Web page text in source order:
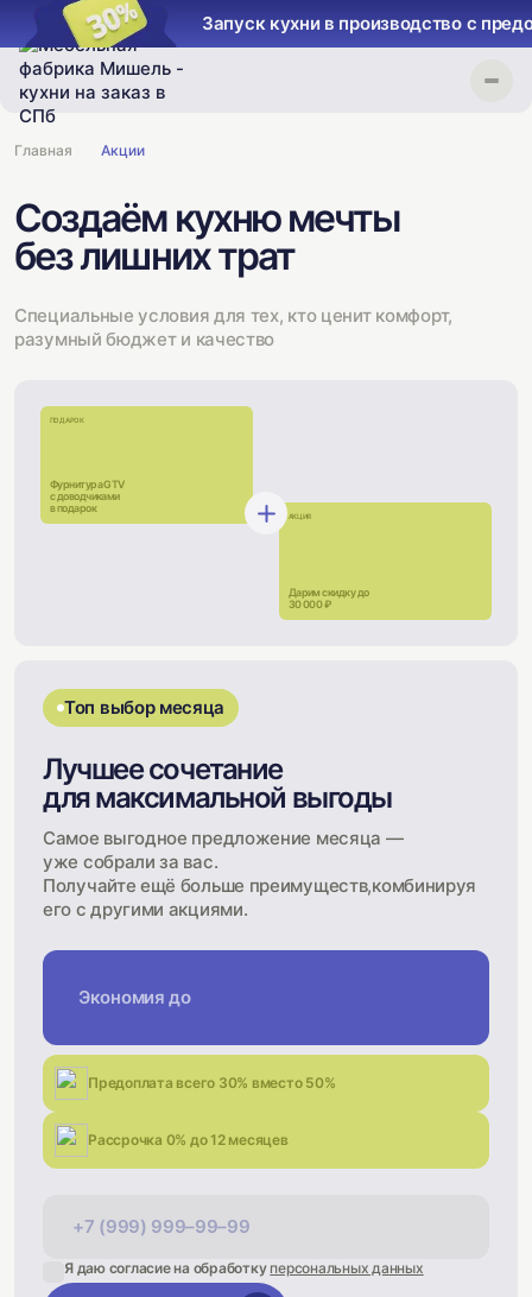
Запуск кухни в производство с предоплатой
Главная Акции
Создаём кухню мечты
без лишних трат
Специальные условия для тех, кто ценит комфорт,
разумный бюджет и качество
Топ выбор месяца
Лучшее сочетание
для максимальной выгоды
Самое выгодное предложение месяца —
уже собрали за вас.
Получайте ещё больше преимуществ,комбинируя
его с другими акциями.
Экономия до
Предоплата всего 30% вместо 50%
Рассрочка 0% до 12 месяцев
Я даю согласие на обработку персональных данных
ПОДАРОК
Фурнитура GTV
с доводчиками
в подарок
АКЦИЯ
Дарим скидку до
30 000 ₽